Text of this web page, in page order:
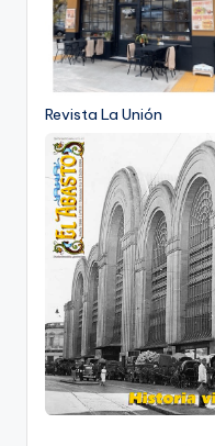
Revista La Unión